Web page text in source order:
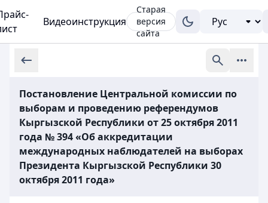
Видеоинструкция
Старая
версия
сайта
Постановление Центральной комиссии по
выборам и проведению референдумов
Кыргызской Республики от 25 октября 2011
года № 394 «Об аккредитации
международных наблюдателей на выборах
Президента Кыргызской Республики 30
октября 2011 года»